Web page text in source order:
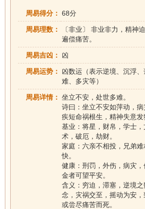
周易得分： 68分
周易理数：
〔非业〕 非业非力，精神
遍偿痛苦。
周易吉凶： 凶
周易运势：
凶数运（表示逆境、沉浮
难、多灾等）
周易详情： 坐立不安，处世多难。
诗曰：坐立不安如萍动，
疾短命祸根生，精神失意发
基业：将星，财帛，学士
术，破厄，劫财。
家庭：六亲不相投，兄弟
快。
健康：刑罚，外伤，病灾
金者可望平安。
含义：穷迫，滞塞，逆境
念，灾祸交至，摇动为安
或尝尽痛苦而死。